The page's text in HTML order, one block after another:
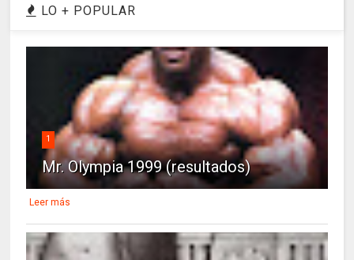
LO + POPULAR
1
Mr. Olympia 1999 (resultados)
Leer más